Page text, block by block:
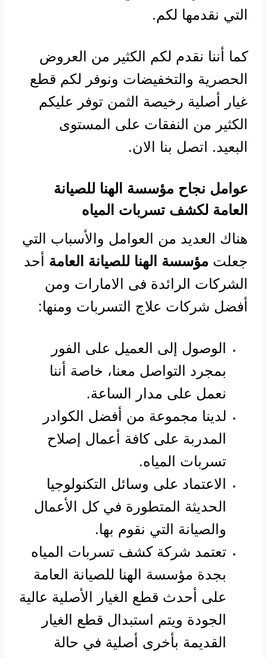
التي نقدمها لكم.
كما أننا نقدم لكم الكثير من العروض
الحصرية والتخفيضات ونوفر لكم قطع
غيار أصلية رخيصة الثمن توفر عليكم
الكثير من النفقات على المستوى
البعيد. اتصل بنا الان.
عوامل نجاح مؤسسة الهنا للصيانة
العامة لكشف تسربات المياه
هناك العديد من العوامل والأسباب التي
جعلت مؤسسة الهنا للصيانة العامة أحد
الشركات الرائدة فى الامارات ومن
أفضل شركات علاج التسربات ومنها:
الوصول إلى العميل على الفور
بمجرد التواصل معنا، خاصة أننا
نعمل على مدار الساعة.
لدينا مجموعة من أفضل الكوادر
المدربة على كافة أعمال إصلاح
تسربات المياه.
الاعتماد على وسائل التكنولوجيا
الحديثة المتطورة في كل الأعمال
والصيانة التي نقوم بها.
تعتمد شركة كشف تسربات المياه
بجدة مؤسسة الهنا للصيانة العامة
على أحدث قطع الغيار الأصلية عالية
الجودة ويتم استبدال قطع الغيار
القديمة بأخرى أصلية في حالة